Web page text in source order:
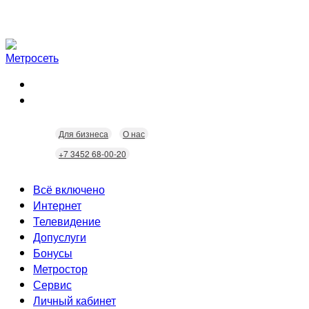
Для бизнеса
О нас
+7 3452 68-00-20
Всё включено
Интернет
Скорость
Безопасность
Wi-Fi
Технологии
Телевидение
Кабельное ТВ
Интерактивное ТВ
Допуслуги
Видеонаблюдение
Домофония
Бонусы
Статусы
Бонусы
Скидки
Метростор
Сервис
Неисправности
Личный кабинет